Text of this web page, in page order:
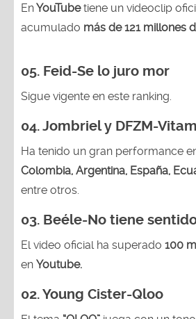
EnYouTubetiene un videoclip
acumulado más de 121 millones
05. Feid-Se lo juro mor
Sigue vigente en este ranking.
04.Jombriel y DFZM-
Ha tenido un gran performance
Colombia, Argentina, España,
entre otros.
03. Beéle-No tiene
El video oficial ha superado 100
en Youtube.
02. Young Cister-Qloo